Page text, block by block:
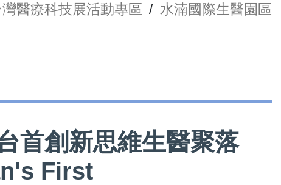
醫療科技展活動專區 / 水湳國際生醫園區
首創新思維生醫聚落
First